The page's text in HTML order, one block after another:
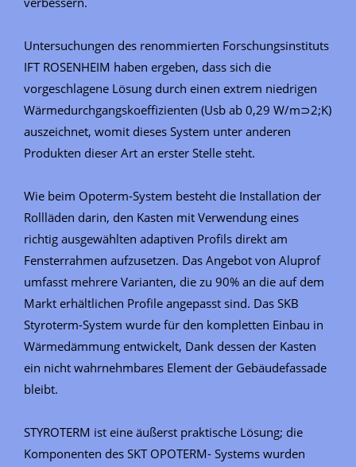
Untersuchungen des renommierten Forschungsinstituts
IFT ROSENHEIM haben ergeben, dass sich die
vorgeschlagene Lösung durch einen extrem niedrigen
Wärmedurchgangskoeffizienten (Usb ab 0,29 W/m⊃2;K)
auszeichnet, womit dieses System unter anderen
Produkten dieser Art an erster Stelle steht.
Wie beim Opoterm-System besteht die Installation der
Rollläden darin, den Kasten mit Verwendung eines
richtig ausgewählten adaptiven Profils direkt am
Fensterrahmen aufzusetzen. Das Angebot von Aluprof
umfasst mehrere Varianten, die zu 90% an die auf dem
Markt erhältlichen Profile angepasst sind. Das SKB
Styroterm-System wurde für den kompletten Einbau in
Wärmedämmung entwickelt, Dank dessen der Kasten
ein nicht wahrnehmbares Element der Gebäudefassade
bleibt.
STYROTERM ist eine äußerst praktische Lösung; die
Komponenten des SKT OPOTERM- Systems wurden